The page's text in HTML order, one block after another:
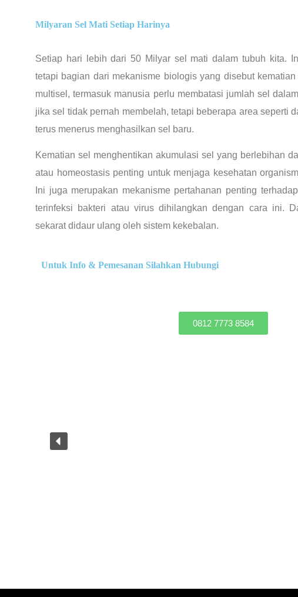
Milyaran Sel Mati Setiap Harinya
Setiap hari lebih dari 50 Milyar sel mati dalam tubuh kita.
tetapi bagian dari mekanisme biologis yang disebut
multisel, termasuk manusia perlu membatasi jumlah sel
jika sel tidak pernah membelah, tetapi beberapa area seperti
terus menerus menghasilkan sel baru.
Kematian sel menghentikan akumulasi sel yang berlebihan
atau homeostasis penting untuk menjaga kesehatan
Ini juga merupakan mekanisme pertahanan penting
terinfeksi bakteri atau virus dihilangkan dengan cara ini.
sekarat didaur ulang oleh sistem kekebalan.
Untuk Info & Pemesanan Silahkan Hubungi
0812 7773 8584